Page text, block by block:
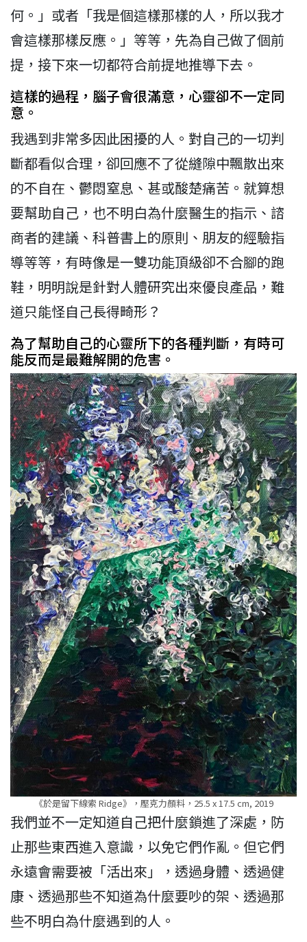
何。」或者「我是個這樣那樣的人，所以我才
會這樣那樣反應。」等等，先為自己做了個前
提，接下來一切都符合前提地推導下去。
這樣的過程，腦子會很滿意，心靈卻不一定同
意。
我遇到非常多因此困擾的人。對自己的一切判
斷都看似合理，卻回應不了從縫隙中飄散出來
的不自在、鬱悶窒息、甚或酸楚痛苦。就算想
要幫助自己，也不明白為什麼醫生的指示、諮
商者的建議、科普書上的原則、朋友的經驗指
導等等，有時像是一雙功能頂級卻不合腳的跑
鞋，明明說是針對人體研究出來優良產品，難
道只能怪自己長得畸形？
為了幫助自己的心靈所下的各種判斷，有時可
能反而是最難解開的危害。
《於是留下線索 Ridge》，壓克力顏料，25.5 x 17.5 cm, 2019
我們並不一定知道自己把什麼鎖進了深處，防
止那些東西進入意識，以免它們作亂。但它們
永遠會需要被「活出來」，透過身體、透過健
康、透過那些不知道為什麼要吵的架、透過那
些不明白為什麼遇到的人。